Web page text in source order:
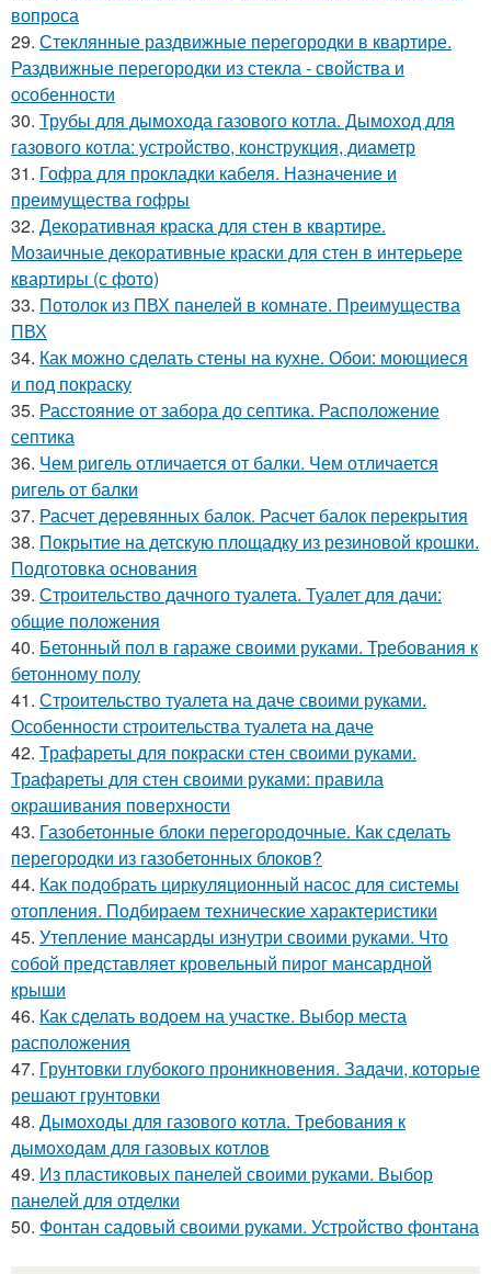
вопроса
29. Стеклянные раздвижные перегородки в квартире.
Раздвижные перегородки из стекла - свойства и
особенности
30. Трубы для дымохода газового котла. Дымоход для
газового котла: устройство, конструкция, диаметр
31. Гофра для прокладки кабеля. Назначение и
преимущества гофры
32. Декоративная краска для стен в квартире.
Мозаичные декоративные краски для стен в интерьере
квартиры (с фото)
33. Потолок из ПВХ панелей в комнате. Преимущества
ПВХ
34. Как можно сделать стены на кухне. Обои: моющиеся
и под покраску
35. Расстояние от забора до септика. Расположение
септика
36. Чем ригель отличается от балки. Чем отличается
ригель от балки
37. Расчет деревянных балок. Расчет балок перекрытия
38. Покрытие на детскую площадку из резиновой крошки.
Подготовка основания
39. Строительство дачного туалета. Туалет для дачи:
общие положения
40. Бетонный пол в гараже своими руками. Требования к
бетонному полу
41. Строительство туалета на даче своими руками.
Особенности строительства туалета на даче
42. Трафареты для покраски стен своими руками.
Трафареты для стен своими руками: правила
окрашивания поверхности
43. Газобетонные блоки перегородочные. Как сделать
перегородки из газобетонных блоков?
44. Как подобрать циркуляционный насос для системы
отопления. Подбираем технические характеристики
45. Утепление мансарды изнутри своими руками. Что
собой представляет кровельный пирог мансардной
крыши
46. Как сделать водоем на участке. Выбор места
расположения
47. Грунтовки глубокого проникновения. Задачи, которые
решают грунтовки
48. Дымоходы для газового котла. Требования к
дымоходам для газовых котлов
49. Из пластиковых панелей своими руками. Выбор
панелей для отделки
50. Фонтан садовый своими руками. Устройство фонтана